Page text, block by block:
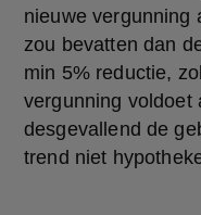
nieuwe vergunning
zou bevatten dan
min 5% reductie,
vergunning voldoet
desgevallend de
trend niet